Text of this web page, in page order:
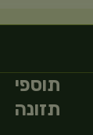
תוספי
תזונה